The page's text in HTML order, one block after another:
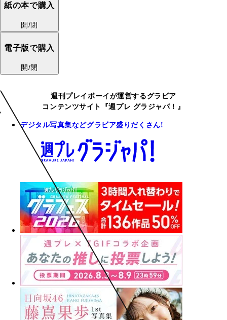
紙の本で購入
開/閉
電子版で購入
開/閉
週刊プレイボーイが運営するグラビア
コンテンツサイト『週プレ グラジャパ！』
デジタル写真集などグラビア盛りだくさん!